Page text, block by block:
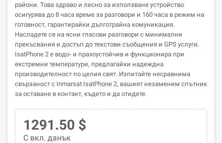
райони. Това здраво и лесно за използване устройство
осигурява до 8 часа време за разговори и 160 часа в режим на
готовност, гарантирайки дълготрайна комуникация.
Насладете се на ясни гласови разговори с минимални
прекъсвания и достъп до текстови съобщения и GPS услуги.
IsatPhone 2 е водо- и прахоустойчив и функционира при
екстремни температури, предлагайки надеждна
производителност по целия свят. Изпитайте несравнима
свързаност с Inmarsat IsatPhone 2, вашият незаменим спътник
за оставане в контакт, където и да отидете.
1291.50 $
С вкл. данък